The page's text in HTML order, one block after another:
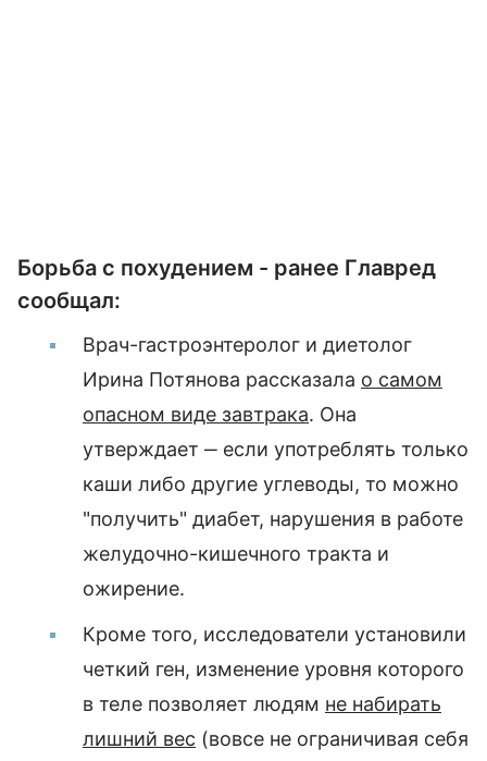
Борьба с похудением - ранее Главред
сообщал:
Врач-гастроэнтеролог и диетолог
Ирина Потянова рассказала о самом
опасном виде завтрака. Она
утверждает ‒ если употреблять только
каши либо другие углеводы, то можно
"получить" диабет, нарушения в работе
желудочно-кишечного тракта и
ожирение.
Кроме того, исследователи установили
четкий ген, изменение уровня которого
в теле позволяет людям не набирать
лишний вес (вовсе не ограничивая себя